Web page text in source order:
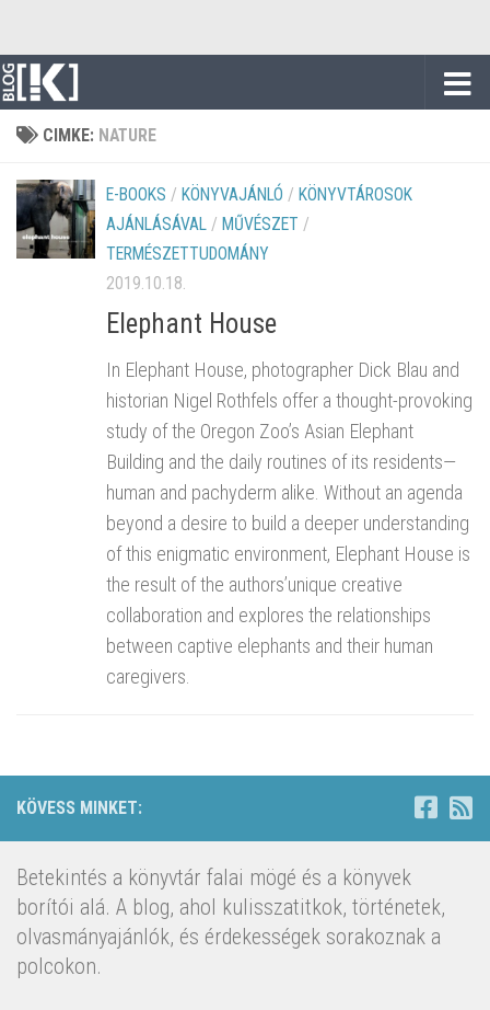
CIMKE: NATURE
E-BOOKS / KÖNYVAJÁNLÓ / KÖNYVTÁROSOK
AJÁNLÁSÁVAL / MŰVÉSZET /
TERMÉSZETTUDOMÁNY
2019.10.18.
Elephant House
In Elephant House, photographer Dick Blau and
historian Nigel Rothfels offer a thought-provoking
study of the Oregon Zoo’s Asian Elephant
Building and the daily routines of its residents—
human and pachyderm alike. Without an agenda
beyond a desire to build a deeper understanding
of this enigmatic environment, Elephant House is
the result of the authors’unique creative
collaboration and explores the relationships
between captive elephants and their human
caregivers.
KÖVESS MINKET:
Betekintés a könyvtár falai mögé és a könyvek
borítói alá. A blog, ahol kulisszatitkok, történetek,
olvasmányajánlók, és érdekességek sorakoznak a
polcokon.